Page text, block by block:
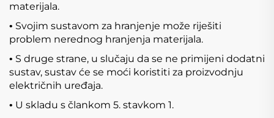
materijala.
• Svojim sustavom za hranjenje može riješiti
problem nerednog hranjenja materijala.
• S druge strane, u slučaju da se ne primijeni dodatni
sustav, sustav će se moći koristiti za proizvodnju
električnih uređaja.
• U skladu s člankom 5. stavkom 1.